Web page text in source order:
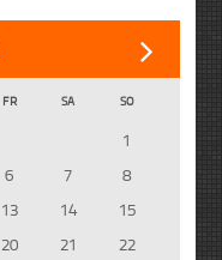
FR SA SO
1
6 7
8
13 14
15
20 21
22